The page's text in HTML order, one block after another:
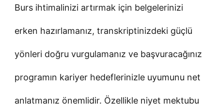
Burs ihtimalinizi artırmak için belgelerinizi
erken hazırlamanız, transkriptinizdeki güçlü
yönleri doğru vurgulamanız ve başvuracağınız
programın kariyer hedeflerinizle uyumunu net
anlatmanız önemlidir. Özellikle niyet mektubu